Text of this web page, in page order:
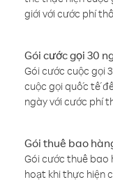
giới với cước phí
Gói cước gọi 30
Gói cước cuộc gọi
cuộc gọi quốc tế
ngày với cước phí
Gói thuê bao
Gói cước thuê bao
hoạt khi thực hiện